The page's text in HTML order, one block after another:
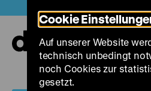
zum
Seiteninhalt
springen
Cookie
Auf unserer Website
technisch unbedingt
noch Cookies zur
gesetzt.